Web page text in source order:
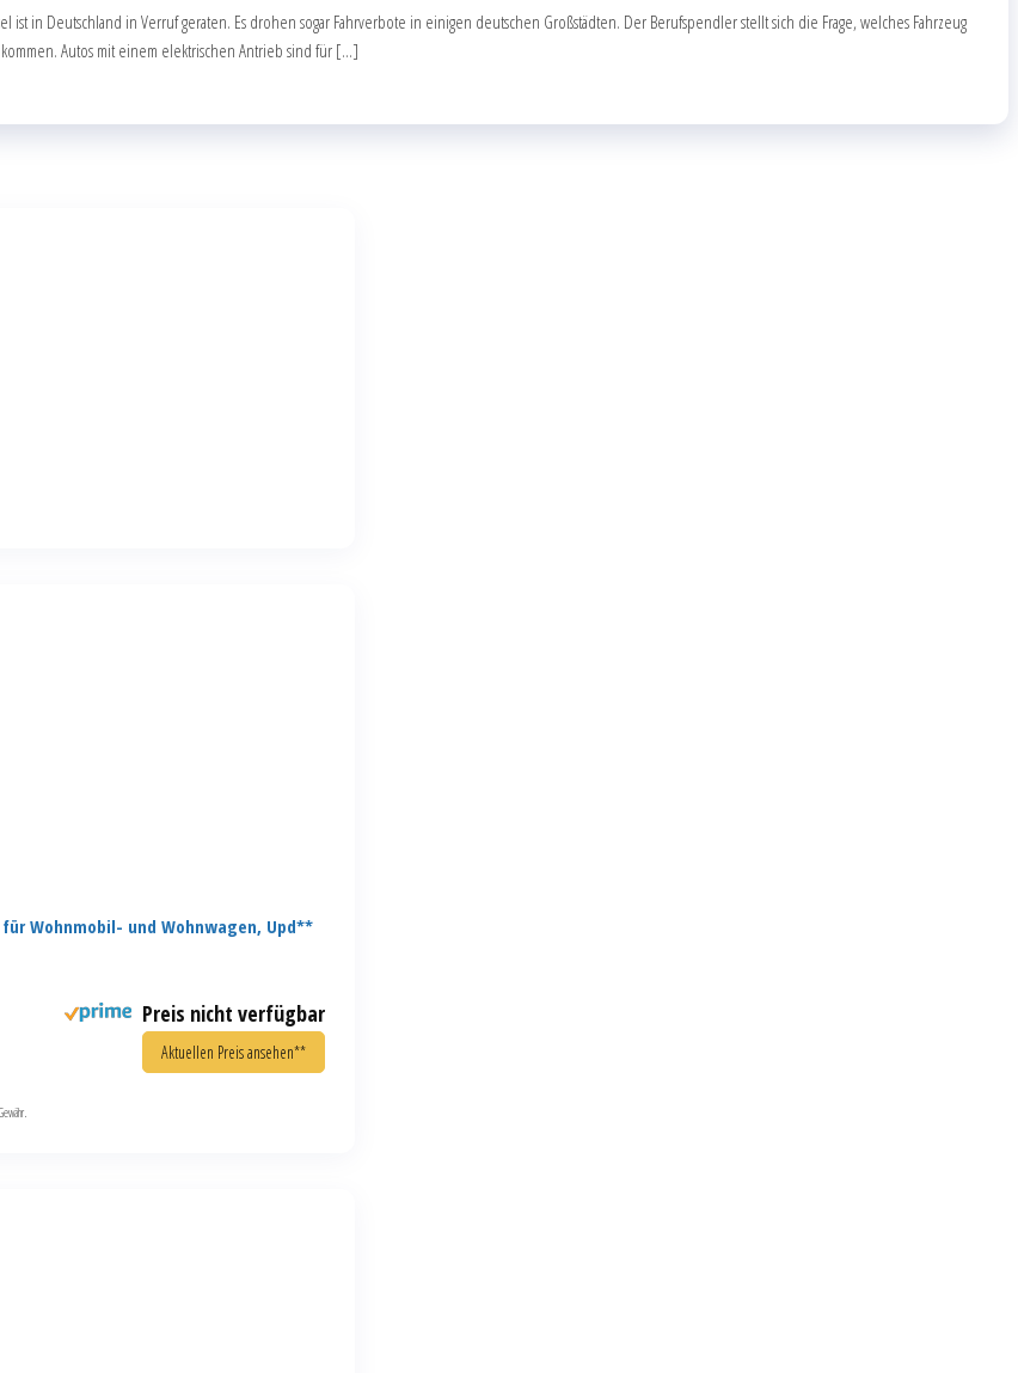
ist in Deutschland in Verruf geraten. Es drohen sogar Fahrverbote in einigen deutschen Großstädten. Der Berufspendler stellt sich die Frage, welches Fahrzeug
Autos mit einem elektrischen Antrieb sind für […]
für Wohnmobil- und Wohnwagen, Upd**
Preis nicht verfügbar
Aktuellen Preis ansehen**